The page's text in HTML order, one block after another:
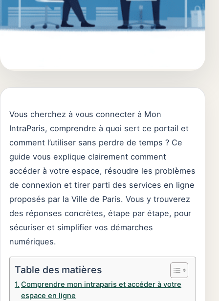
Vous cherchez à vous connecter à Mon
IntraParis, comprendre à quoi sert ce portail et
comment l’utiliser sans perdre de temps ? Ce
guide vous explique clairement comment
accéder à votre espace, résoudre les problèmes
de connexion et tirer parti des services en ligne
proposés par la Ville de Paris. Vous y trouverez
des réponses concrètes, étape par étape, pour
sécuriser et simplifier vos démarches
numériques.
Table des matières
Comprendre mon intraparis et accéder à votre
espace en ligne